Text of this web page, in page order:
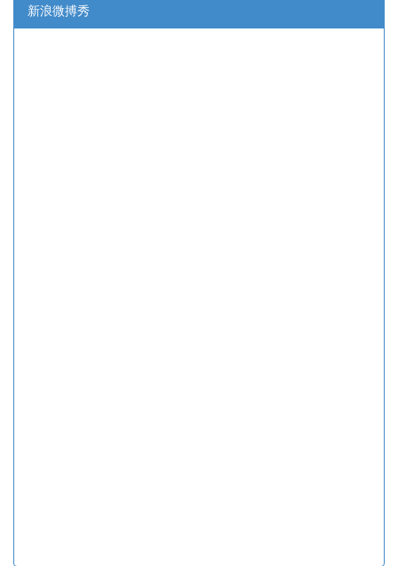
新浪微搏秀